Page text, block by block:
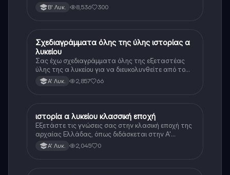
Β' Λυκ. 8,536 300
Ιστορία
Σχεδιαγράμματα όλης της ύλης ιστορίας α
λυκείου
Σας έχω σχεδιαγράμματα όλης της εξεταστέας
ύλης της α λυκείου για να διευκολυνθείτε από το
τεράστιο βάρος του βιβλίου
Α' Λυκ. 2,857 66
Ιστορία
ιστορία α λυκείου κλασσική εποχή
Εξετάστε τις γνώσεις σας στην κλασική εποχή της
αρχαίας Ελλάδας, όπως διδάσκεται στην Α'
Λυκείου.Α' Λυκ. 2,045 0